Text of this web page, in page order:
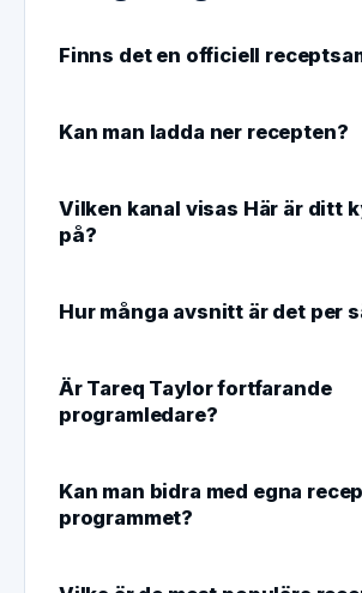
Finns det en officiell
Kan man ladda ner recepten?
Vilken kanal visas Här är ditt
på?
Hur många avsnitt är det per
Är Tareq Taylor fortfarande
programledare?
Kan man bidra med egna
programmet?